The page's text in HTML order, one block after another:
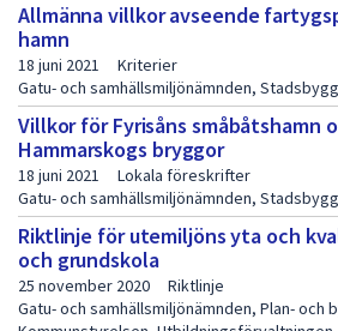
s
t
a
m
e
d
p
u
Allmänna villkor avseende
hamn
18 juni 2021
Kriterier
Gatu- och samhällsmiljönämnden,
Villkor för Fyrisåns småbåtshamn
Hammarskogs bryggor
18 juni 2021
Lokala föreskrifter
Gatu- och samhällsmiljönämnden,
Riktlinje för utemiljöns yta och
och grundskola
25 november 2020
Riktlinje
Gatu- och samhällsmiljönämnden, Plan- och